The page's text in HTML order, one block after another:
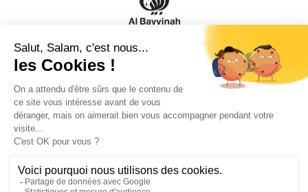
Al Bayyinah est votre source de confiance pour des livres, vêtements
et autres produits qui reflètent l'excellence de la culture musulmane.
Informations
Mentions légales